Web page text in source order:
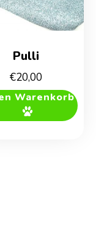
Pulli
€20,00
Warenkorb